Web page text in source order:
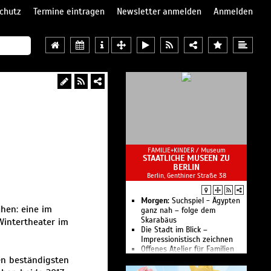
Termine eintragen Newsletter anmelden
Anmelden
eine im
im
beständigsten
FAMILIE+KINDER / Museum
STAATLICHE MUSEEN ZU
BERLIN
Berlin, Genthiner Straße 38
Morgen: Suchspiel - Ägypten
ganz nah – folge dem
Skarabäus
Die Stadt im Blick –
Impressionistisch zeichnen
Offenes Atelier für Familien
Wettkampf oder miteinander?